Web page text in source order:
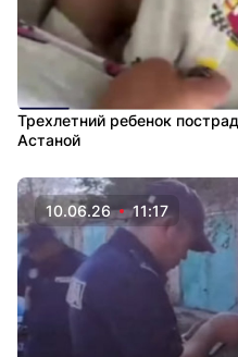
Трехлетний ребенок
Астаной
10.06.26 11:17